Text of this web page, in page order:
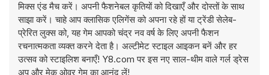
मिक्स एंड मैच करें। अपनी फैशनेबल कृतियों को दिखाएँ और दोस्तों के साथ
साझा करें। चाहे आप क्लासिक एलिगेंस को अपना रहे हों या ट्रेंडी सेलेब-
प्रेरित लुक्स को, यह गेम आपको चंद्र नव वर्ष के लिए अपनी फैशन
रचनात्मकता व्यक्त करने देता है। अल्टीमेट स्टाइल आइकन बनें और हर
उत्सव को स्टाइलिश बनाएँ! Y8.com पर इस नए साल-थीम वाले गर्ल ड्रेस
अप और मेक ओवर गेम का आनंद लें!